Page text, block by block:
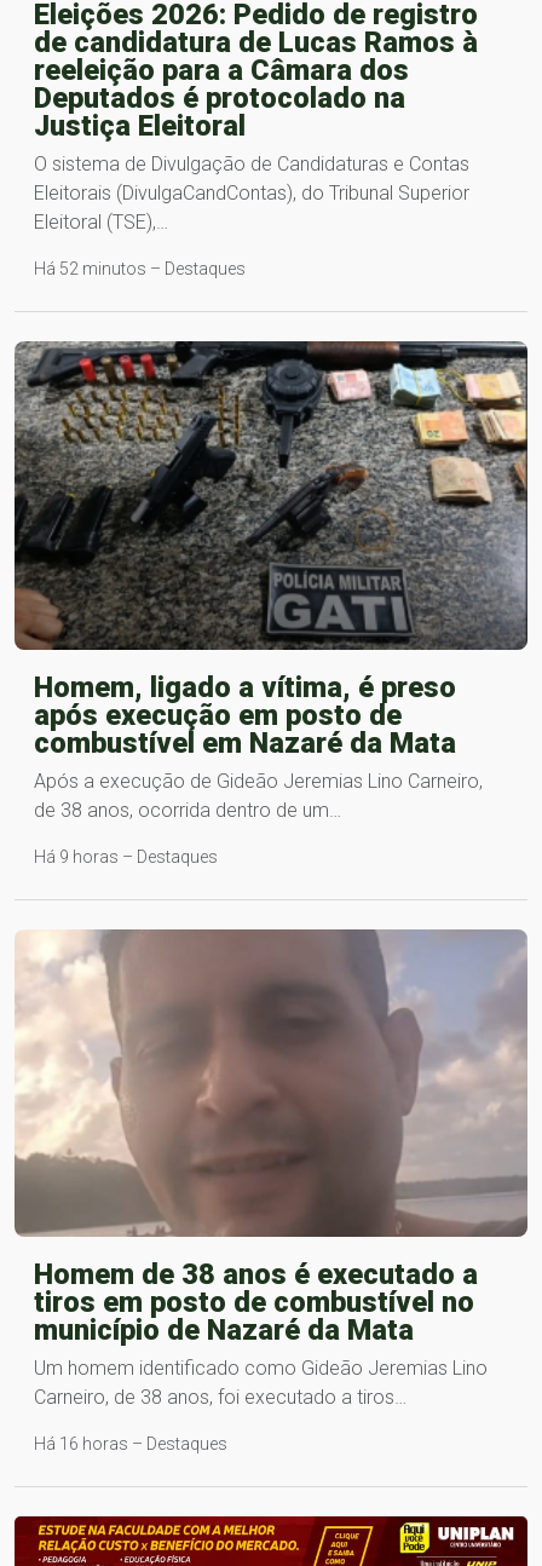
Eleições 2026: Pedido de registro
de candidatura de Lucas Ramos à
reeleição para a Câmara dos
Deputados é protocolado na
Justiça Eleitoral
O sistema de Divulgação de Candidaturas e Contas
Eleitorais (DivulgaCandContas), do Tribunal Superior
Eleitoral (TSE),…
Há 52 minutos – Destaques
Homem, ligado a vítima, é preso
após execução em posto de
combustível em Nazaré da Mata
Após a execução de Gideão Jeremias Lino Carneiro,
de 38 anos, ocorrida dentro de um…
Há 9 horas – Destaques
Homem de 38 anos é executado a
tiros em posto de combustível no
município de Nazaré da Mata
Um homem identificado como Gideão Jeremias Lino
Carneiro, de 38 anos, foi executado a tiros…
Há 16 horas – Destaques